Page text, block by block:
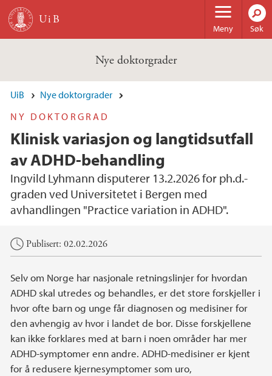
Hopp til hovedinnhold
Meny Søk
Nye doktorgrader
UiB
Nye doktorgrader
NY DOKTORGRAD
Klinisk variasjon og langtidsutfall
av ADHD-behandling
Ingvild Lyhmann disputerer 13.2.2026 for ph.d.-
graden ved Universitetet i Bergen med
avhandlingen "Practice variation in ADHD".
Hovedinnhold
Publisert: 02.02.2026
Selv om Norge har nasjonale retningslinjer for hvordan
ADHD skal utredes og behandles, er det store forskjeller i
hvor ofte barn og unge får diagnosen og medisiner for
den avhengig av hvor i landet de bor. Disse forskjellene
kan ikke forklares med at barn i noen områder har mer
ADHD-symptomer enn andre. ADHD-medisiner er kjent
for å redusere kjernesymptomer som uro,